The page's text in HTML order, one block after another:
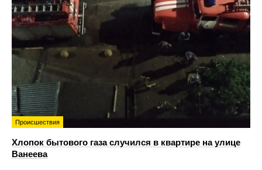
Происшествия
Хлопок бытового газа случился в квартире на улице
Ванеева